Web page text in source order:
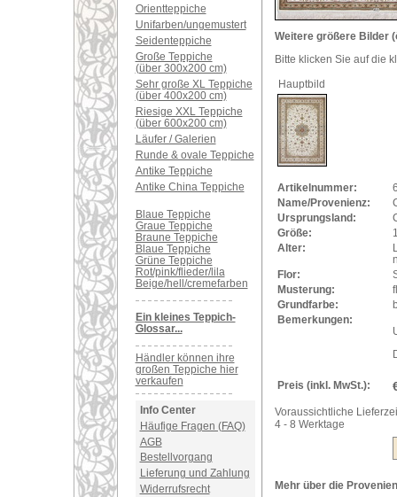
Orientteppiche
Unifarben/ungemustert
Seidenteppiche
Große Teppiche
(über 300x200 cm)
Sehr große XL Teppiche
(über 400x200 cm)
Riesige XXL Teppiche
(über 600x200 cm)
Läufer / Galerien
Runde & ovale Teppiche
Antike Teppiche
Antike China Teppiche
Blaue Teppiche
Graue Teppiche
Braune Teppiche
Blaue Teppiche
Grüne Teppiche
Rot/pink/flieder/lila
Beige/hell/cremefarben
Ein kleines Teppich-
Glossar...
Händler können ihre
großen Teppiche hier
verkaufen
Info Center
Häufige Fragen (FAQ)
AGB
Bestellvorgang
Lieferung und Zahlung
Widerrufsrecht
Weitere größere Bilder
Bitte klicken Sie auf die
Hauptbild
Artikelnummer:
Name/Provenienz:
Ursprungsland:
Größe:
Alter:
Flor:
Musterung:
Grundfarbe:
Bemerkungen:
Preis (inkl. MwSt.):
Voraussichtliche
4 - 8 Werktage
Mehr über die